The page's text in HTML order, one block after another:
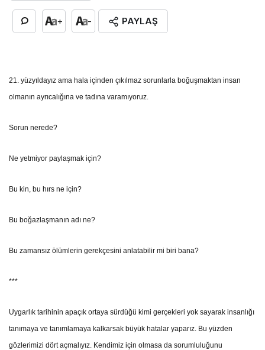
+ - PAYLAŞ
21. yüzyıldayız ama hala içinden çıkılmaz sorunlarla boğuşmaktan insan
olmanın ayrıcalığına ve tadına varamıyoruz.
Sorun nerede?
Ne yetmiyor paylaşmak için?
Bu kin, bu hırs ne için?
Bu boğazlaşmanın adı ne?
Bu zamansız ölümlerin gerekçesini anlatabilir mi biri bana?
***
Uygarlık tarihinin apaçık ortaya sürdüğü kimi gerçekleri yok sayarak insanlığı
tanımaya ve tanımlamaya kalkarsak büyük hatalar yaparız. Bu yüzden
gözlerimizi dört açmalıyız. Kendimiz için olmasa da sorumluluğunu